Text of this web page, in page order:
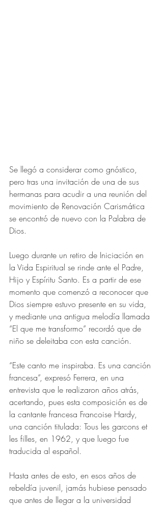
Se llegó a considerar como gnóstico,
pero tras una invitación de una de sus
hermanas para acudir a una reunión del
movimiento de Renovación Carismática
se encontró de nuevo con la Palabra de
Dios.
Luego durante un retiro de Iniciación en
la Vida Espiritual se rinde ante el Padre,
Hijo y Espíritu Santo. Es a partir de ese
momento que comenzó a reconocer que
Dios siempre estuvo presente en su vida,
y mediante una antigua melodía llamada
“El que me transformo” recordó que de
niño se deleitaba con esta canción.
“Este canto me inspiraba. Es una canción
francesa”, expresó Ferrera, en una
entrevista que le realizaron años atrás,
acertando, pues esta composición es de
la cantante francesa Francoise Hardy,
una canción titulada: Tous les garcons et
les filles, en 1962, y que luego fue
traducida al español.
Hasta antes de esto, en esos años de
rebeldía juvenil, jamás hubiese pensado
que antes de llegar a la universidad